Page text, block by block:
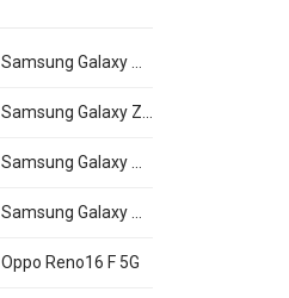
Oppo Reno16 F 5G